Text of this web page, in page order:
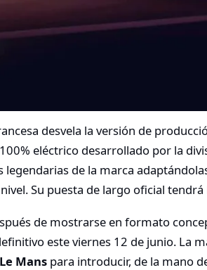
desvela la versión de
eléctrico desarrollado por la
legendarias de la marca
Su puesta de largo oficial
de mostrarse en formato
este viernes 12 de junio. La
Mans para introducir, de la mano